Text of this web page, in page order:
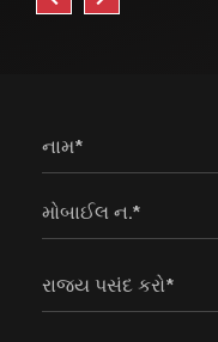
નામ*
મોબાઈલ ન.*
રાજ્ય પસંદ કરો*